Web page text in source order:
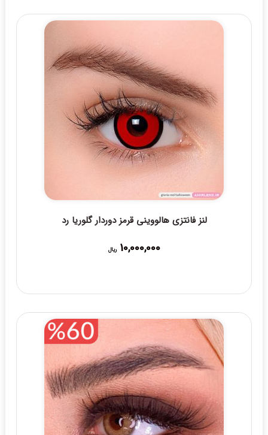
لنز فانتزی هالووینی قرمز دوردار گلوریا رد
10,000,000 ریال